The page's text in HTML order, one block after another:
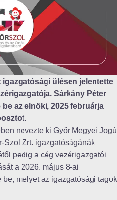
igazgatósági ülésen jelentette
Sárkány Péter
az elnöki, 2025 februárja
nevezte ki Győr Megyei Jogú
Szol Zrt. igazgatóságánák
pedig a cég vezérigazgatói
a 2026. május 8-ai
melyet az igazgatósági tagok